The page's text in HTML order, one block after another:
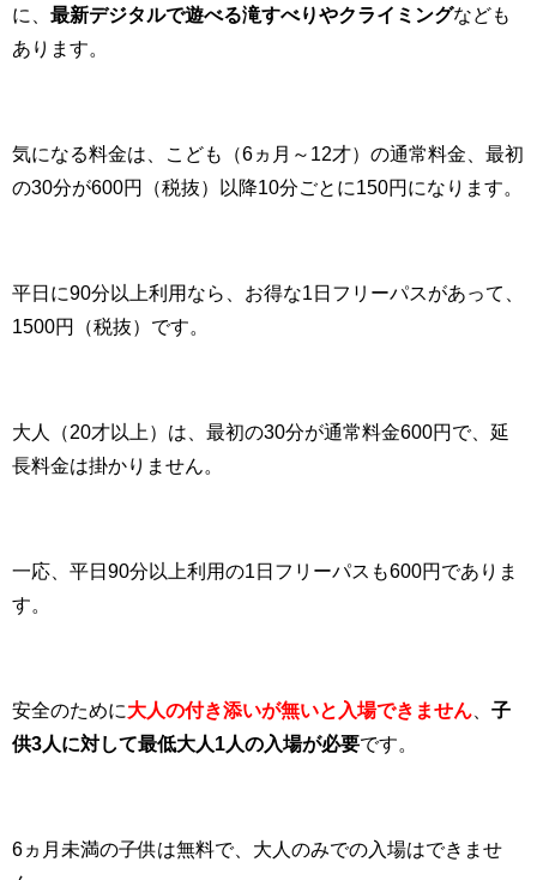
に、 最新デジタルで遊べる滝すべりやクライミングなども
あります。
気になる料金は、こども（6ヵ月～12才）の通常料金、最初
の30分が600円（税抜）以降10分ごとに150円になります。
平日に90分以上利用なら、お得な1日フリーパスがあって、
1500円（税抜）です。
大人（20才以上）は、最初の30分が通常料金600円で、延
長料金は掛かりません。
一応、平日90分以上利用の1日フリーパスも600円でありま
す。
安全のために大人の付き添いが無いと入場できません
子
供3人に対して最低大人1人の入場が必要です。
6ヵ月未満の子供は無料で、大人のみでの入場はできませ